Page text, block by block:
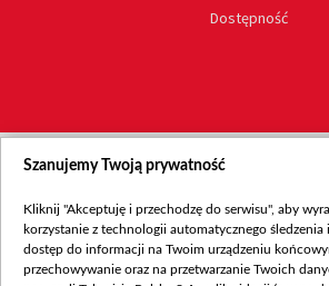
Dostępność
Szanujemy Twoją prywatność
Kliknij "Akceptuję i przechodzę do serwisu", aby
korzystanie z technologii automatycznego śledzenia
dostęp do informacji na Twoim urządzeniu
przechowywanie oraz na przetwarzanie Twoich